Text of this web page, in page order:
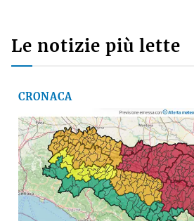
Le notizie più lette
CRONACA